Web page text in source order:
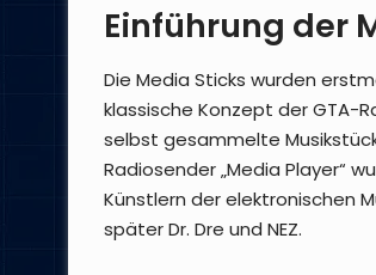
Einführung der
Die Media Sticks wurden
klassische Konzept der GTA-
selbst gesammelte
Radiosender „Media Player“
Künstlern der elektronischen
später Dr. Dre und NEZ.